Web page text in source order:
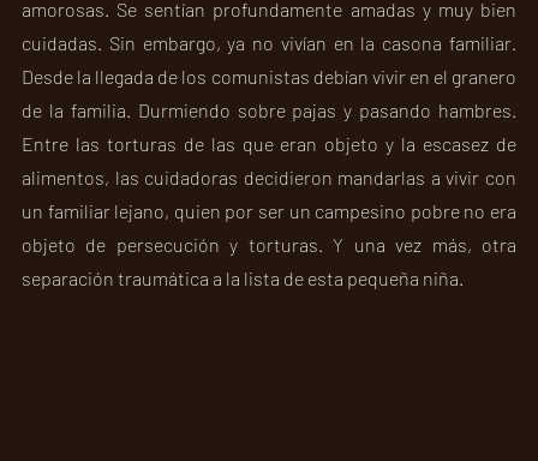
amorosas. Se sentían profundamente amadas y muy bien
cuidadas. Sin embargo, ya no vivían en la casona familiar.
Desde la llegada de los comunistas debían vivir en el granero
de la familia. Durmiendo sobre pajas y pasando hambres.
Entre las torturas de las que eran objeto y la escasez de
alimentos, las cuidadoras decidieron mandarlas a vivir con
un familiar lejano, quien por ser un campesino pobre no era
objeto de persecución y torturas. Y una vez más, otra
separación traumática a la lista de esta pequeña niña.